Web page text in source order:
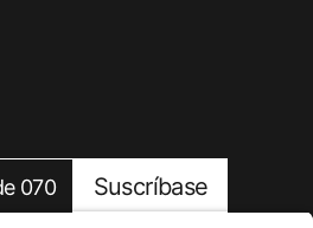
Suscríbase